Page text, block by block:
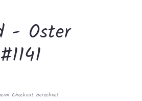
- Oster
Checkout berechnet